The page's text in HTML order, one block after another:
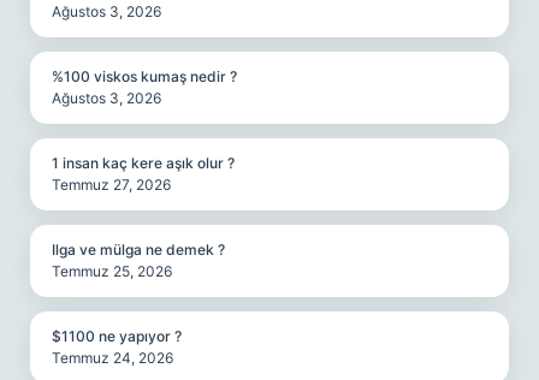
Ağustos 3, 2026
%100 viskos kumaş nedir ?
Ağustos 3, 2026
1 insan kaç kere aşık olur ?
Temmuz 27, 2026
Ilga ve mülga ne demek ?
Temmuz 25, 2026
$1100 ne yapıyor ?
Temmuz 24, 2026